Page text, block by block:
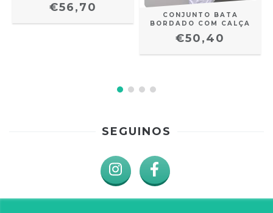
€56,70
CONJUNTO BATA
BORDADO COM CALÇA
€50,40
SEGUINOS